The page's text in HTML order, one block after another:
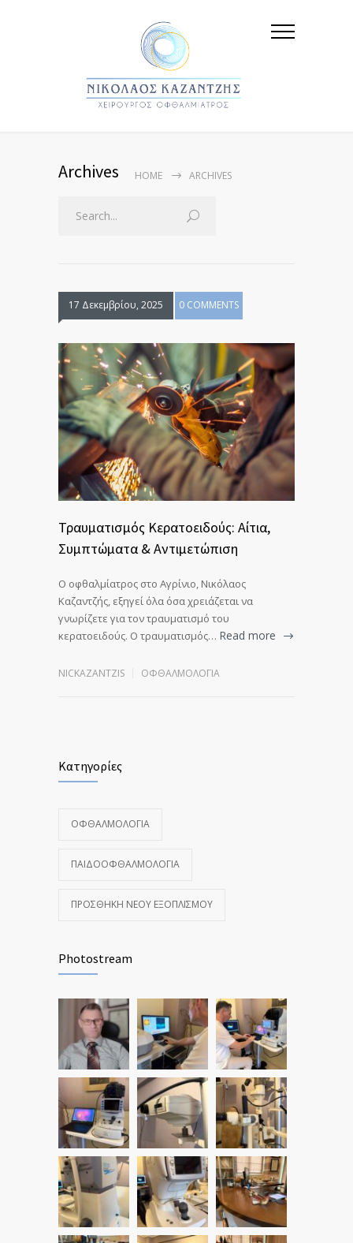
Archives HOME ARCHIVES
17 Δεκεμβρίου, 2025 0 COMMENTS
Τραυματισμός Κερατοειδούς: Αίτια,
Συμπτώματα & Αντιμετώπιση
Ο οφθαλμίατρος στο Αγρίνιο, Νικόλαος
Καζαντζής, εξηγεί όλα όσα χρειάζεται να
γνωρίζετε για τον τραυματισμό του
κερατοειδούς. Ο τραυματισμός… Read more
NICKAZANTZIS ΟΦΘΑΛΜΟΛΟΓΊΑ
Κατηγορίες
ΟΦΘΑΛΜΟΛΟΓΊΑ
ΠΑΙΔΟΟΦΘΑΛΜΟΛΟΓΊΑ
ΠΡΟΣΘΉΚΗ ΝΈΟΥ ΕΞΟΠΛΙΣΜΟΎ
Photostream